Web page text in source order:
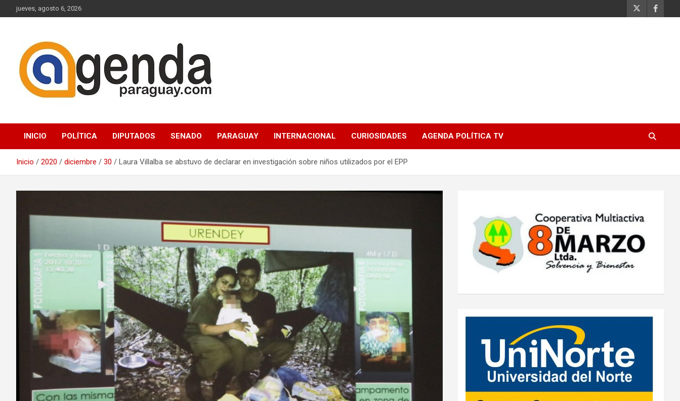
Saltar
al
jueves, agosto 6, 2026
Agenda Paraguay
INICIO POLÍTICA DIPUTADOS SENADO PARAGUAY INTERNACIONAL CURIOSIDADES AGENDA POLÍTICA TV
Inicio 2020 diciembre 30 Laura Villalba se abstuvo de declarar en investigación sobre niños utilizados por el EPP